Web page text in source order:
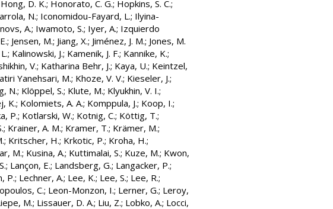
Hong, D. K.; Honorato, C. G.; Hopkins, S. C.;
N.; Iconomidou-Fayard, L.; Ilyina-
A.; Iwamoto, S.; Iyer, A.; Izquierdo
; Jensen, M.; Jiang, X.; Jiménez, J. M.; Jones, M.
; Kalinowski, J.; Kamenik, J. F.; Kannike, K.;
V.; Katharina Behr, J.; Kaya, U.; Keintzel,
Yanehsari, M.; Khoze, V. V.; Kieseler, J.;
N.; Klöppel, S.; Klute, M.; Klyukhin, V. I.;
K.; Kolomiets, A. A.; Komppula, J.; Koop, I.;
P.; Kotlarski, W.; Kotnig, C.; Köttig, T.;
; Krainer, A. M.; Kramer, T.; Krämer, M.;
; Kritscher, H.; Krkotic, P.; Kroha, H.;
M.; Kusina, A.; Kuttimalai, S.; Kuze, M.; Kwon,
; Lançon, E.; Landsberg, G.; Langacker, P.;
P.; Lechner, A.; Lee, K.; Lee, S.; Lee, R.;
C.; Leon-Monzon, I.; Lerner, G.; Leroy,
M.; Lissauer, D. A.; Liu, Z.; Lobko, A.; Locci,